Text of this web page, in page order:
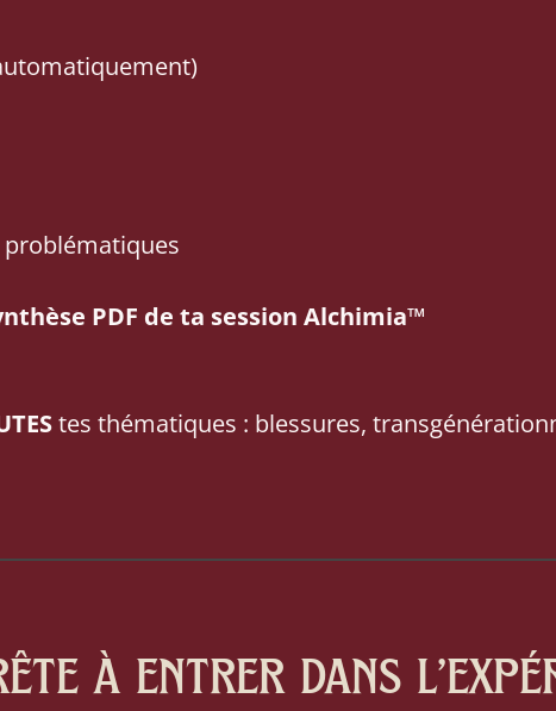
problématiques
PDF de ta session Alchimia™
tes thématiques : blessures,
à entrer dans